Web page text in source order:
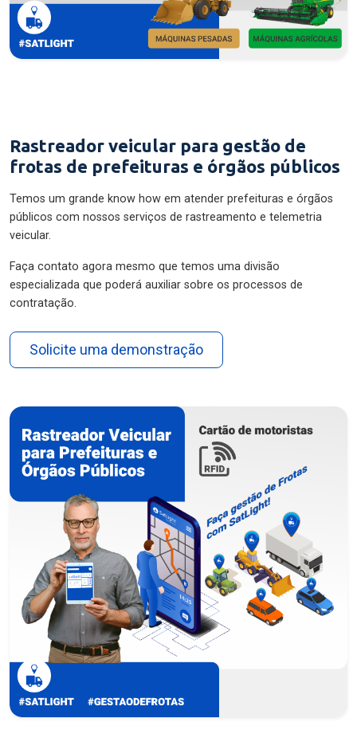
Rastreador veicular para gestão de
frotas de prefeituras e órgãos públicos
Temos um grande know how em atender prefeituras e órgãos
públicos com nossos serviços de rastreamento e telemetria
veicular.
Faça contato agora mesmo que temos uma divisão
especializada que poderá auxiliar sobre os processos de
contratação.
Solicite uma demonstração